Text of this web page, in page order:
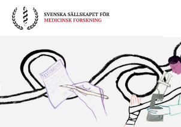
Skip
content